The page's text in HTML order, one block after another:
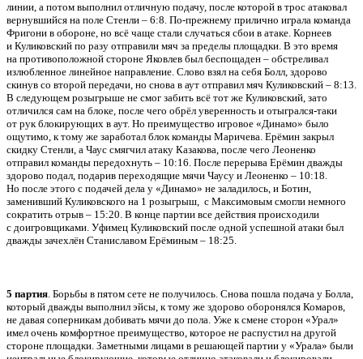
линии, а потом выполнил отличную подачу, после которой в трос атаковал
вернувшийся на поле Стенли – 6:8. По-прежнему прилично играла команда
Фригони в обороне, но всё чаще стали случаться сбои в атаке. Корнеев
и Куликовский по разу отправили мяч за пределы площадки. В это время
на противоположной стороне Яковлев был беспощаден – обстреливал
излюбленное линейное направление. Слово взял на себя Болл, здорово
скинув со второй передачи, но снова в аут отправил мяч Куликовский – 8:13.
В следующем розыгрыше не смог забить всё тот же Куликовский, зато
отличился сам на блоке, после чего обрёл уверенность и отыгрался-таки
от рук блокирующих в аут. Но преимущество игровое «Динамо» было
ощутимо, к тому же заработал блок команды Маричева. Ерёмин закрыл
скидку Стенли, а Чаус смягчил атаку Казакова, после чего Леоненко
отправил команды передохнуть – 10:16. После перерыва Ерёмин дважды
здорово подал, подарив переходящие мячи Чаусу и Леоненко – 10:18.
Но после этого с подачей дела у «Динамо» не заладилось, и Ботин,
заменивший Куликовского на 1 розыгрыш, с Максимовым смогли немного
сократить отрыв – 15:20. В конце партии все действия происходили
с доигровщиками. Уфимец Куликовский после одной успешной атаки был
дважды зачехлён Станиславом Ерёминым – 18:25.
5 партия. Борьбы в пятом сете не получилось. Снова пошла подача у Болла,
который дважды выполнил эйсы, к тому же здорово оборонялся Комаров,
не давая соперникам добивать мячи до пола. Уже к смене сторон «Урал»
имел очень комфортное преимущество, которое не распустил на другой
стороне площадки. Заметными лицами в решающей партии у «Урала» были